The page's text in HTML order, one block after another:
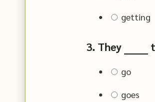
getting
3. They
go
goes